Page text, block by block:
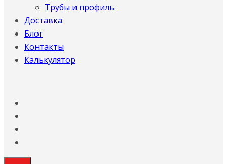
Трубы и профиль
Доставка
Блог
Контакты
Калькулятор